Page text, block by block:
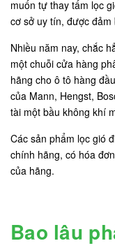
muốn tự thay tấm lọc
cơ sở uy tín, được
Nhiều năm nay, chắc
một chuỗi cửa hàng
hãng cho ô tô hàng
của Mann, Hengst,
tài một bầu không khí
Các sản phẩm lọc gió
chính hãng, có hóa
của hãng.
Bao lâu